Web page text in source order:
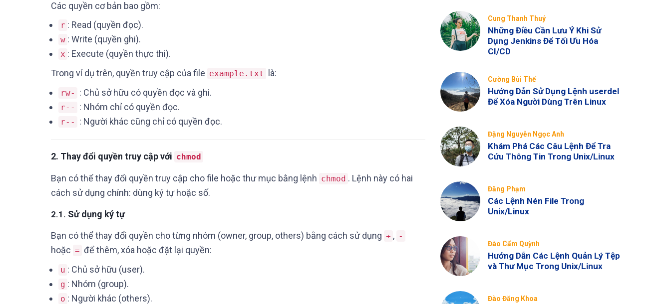
Các quyền cơ bản bao gồm:
r : Read (quyền đọc).
w : Write (quyền ghi).
x : Execute (quyền thực thi).
Trong ví dụ trên, quyền truy cập của file example.txt là:
rw- : Chủ sở hữu có quyền đọc và ghi.
r-- : Nhóm chỉ có quyền đọc.
r-- : Người khác cũng chỉ có quyền đọc.
2. Thay đổi quyền truy cập với chmod
Bạn có thể thay đổi quyền truy cập cho file hoặc thư mục bằng lệnh chmod . Lệnh này có hai
cách sử dụng chính: dùng ký tự hoặc số.
2.1. Sử dụng ký tự
Bạn có thể thay đổi quyền cho từng nhóm (owner, group, others) bằng cách sử dụng + , -
hoặc = để thêm, xóa hoặc đặt lại quyền:
u : Chủ sở hữu (user).
g : Nhóm (group).
o : Người khác (others).
Cung Thanh Thuý
Những Điều Cần Lưu Ý Khi Sử
Dụng Jenkins Để Tối Ưu Hóa
CI/CD
Cường Bùi Thế
Hướng Dẫn Sử Dụng Lệnh userdel
Để Xóa Người Dùng Trên Linux
Đặng Nguyễn Ngọc Anh
Khám Phá Các Câu Lệnh Để Tra
Cứu Thông Tin Trong Unix/Linux
Đăng Phạm
Các Lệnh Nén File Trong
Unix/Linux
Đào Cẩm Quỳnh
Hướng Dẫn Các Lệnh Quản Lý Tệp
và Thư Mục Trong Unix/Linux
Đào Đăng Khoa